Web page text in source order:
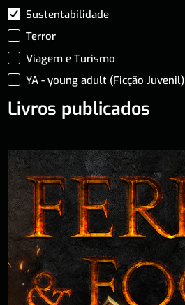
Sustentabilidade
Terror
Viagem e Turismo
YA - young adult (Ficção Juvenil)
Livros publicados